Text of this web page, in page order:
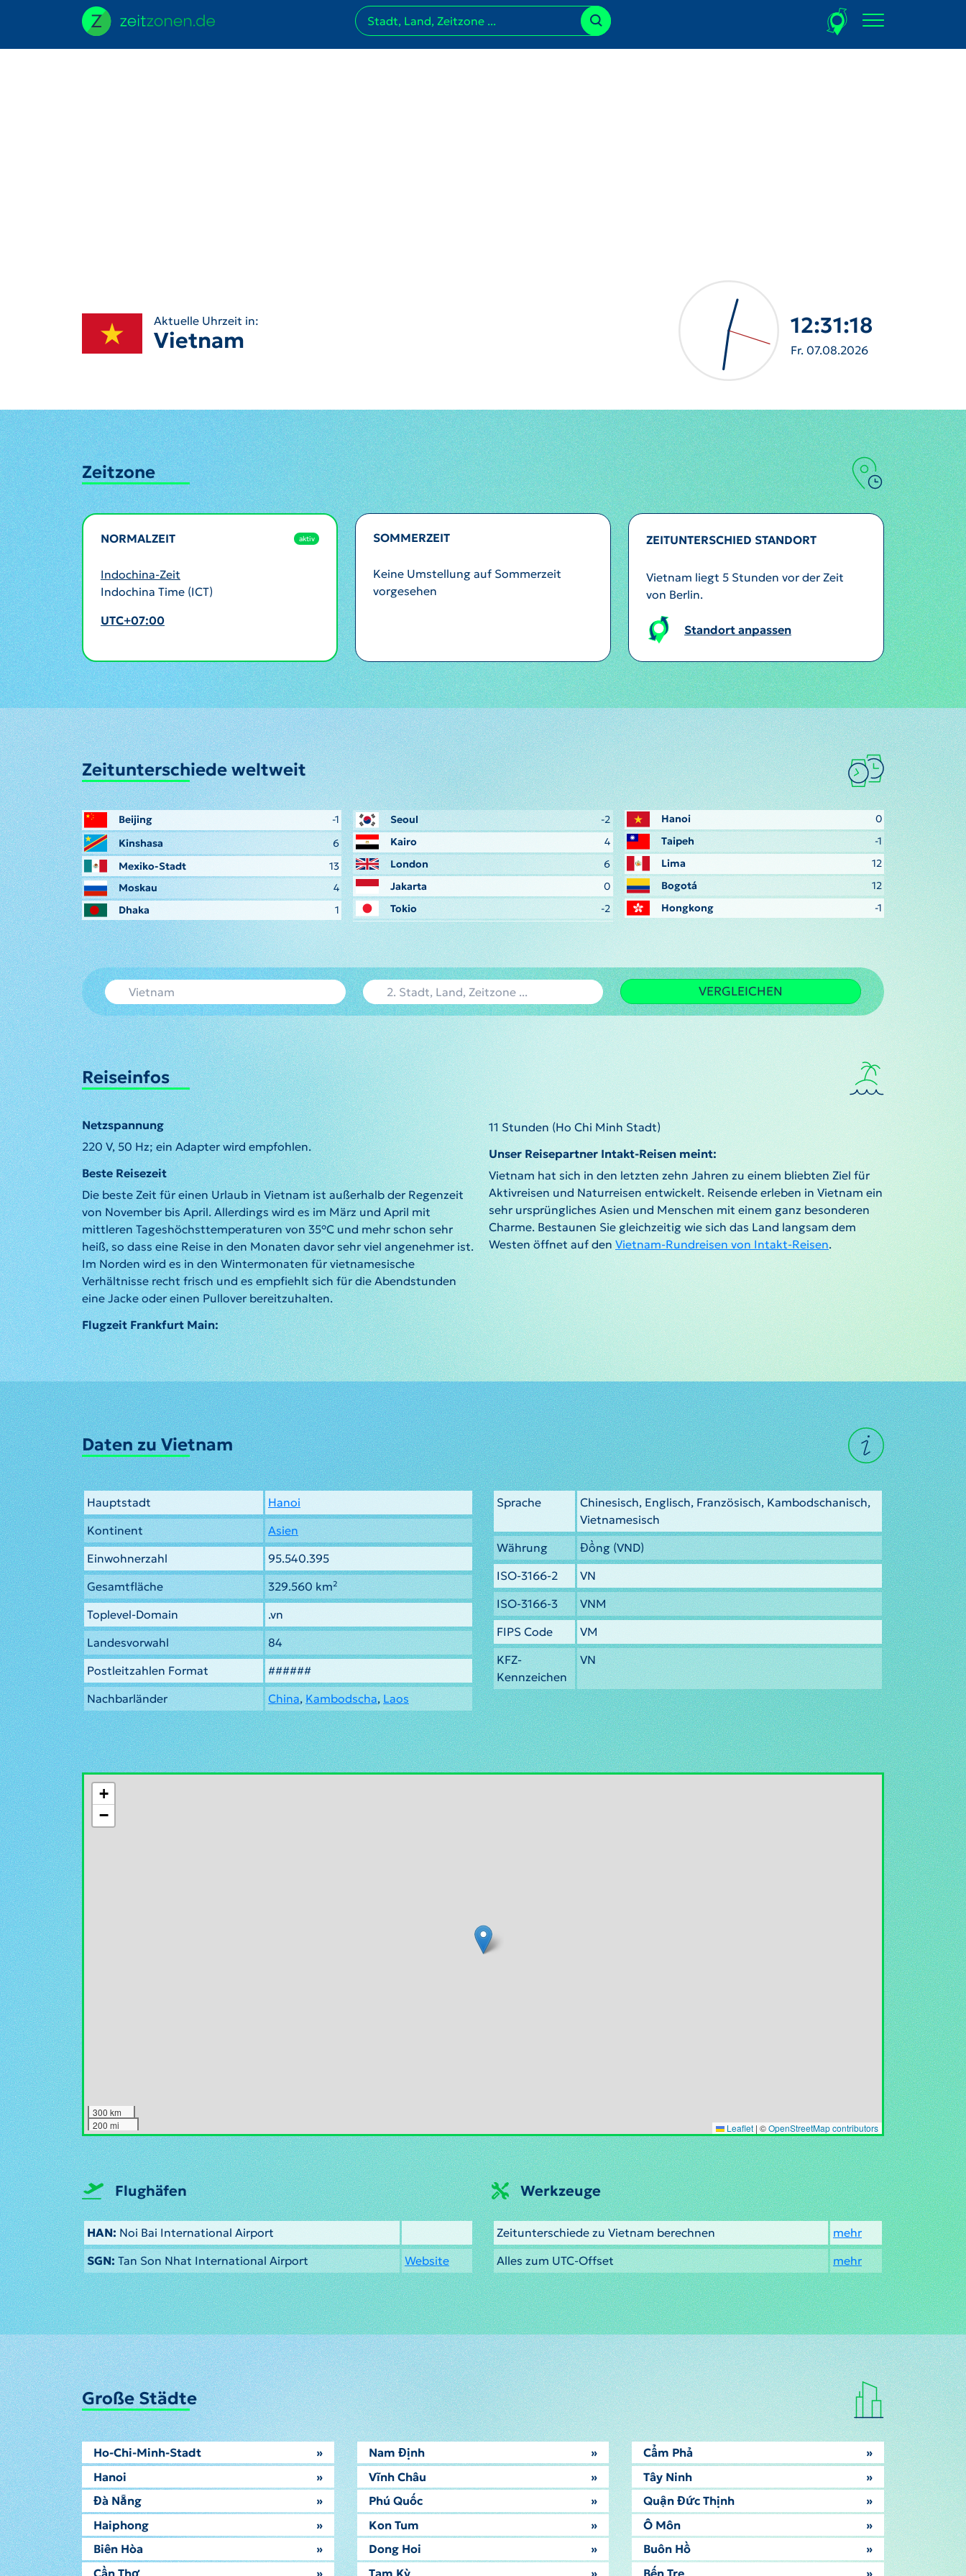
Aktuelle Uhrzeit in:
Vietnam
12:31:20
Fr. 07.08.2026
Zeitzone
NORMALZEIT aktiv
Indochina-Zeit
Indochina Time (ICT)
UTC+07:00
SOMMERZEIT
Keine Umstellung auf Sommerzeit
vorgesehen
ZEITUNTERSCHIED STANDORT
Vietnam liegt 5 Stunden vor der Zeit
von Berlin.
Standort anpassen
Zeitunterschiede weltweit
Beijing
-1
Kinshasa
6
Mexiko-Stadt
13
Moskau
4
Dhaka
1
Seoul
-2
Kairo
4
London
6
Jakarta
0
Tokio
-2
Hanoi
0
Taipeh
-1
Lima
12
Bogotá
12
Hongkong
-1
VERGLEICHEN
Reiseinfos
Netzspannung
220 V, 50 Hz; ein Adapter wird empfohlen.
Beste Reisezeit
Die beste Zeit für einen Urlaub in Vietnam ist außerhalb der Regenzeit
von November bis April. Allerdings wird es im März und April mit
mittleren Tageshöchsttemperaturen von 35°C und mehr schon sehr
heiß, so dass eine Reise in den Monaten davor sehr viel angenehmer ist.
Im Norden wird es in den Wintermonaten für vietnamesische
Verhältnisse recht frisch und es empfiehlt sich für die Abendstunden
eine Jacke oder einen Pullover bereitzuhalten.
Flugzeit Frankfurt Main:
11 Stunden (Ho Chi Minh Stadt)
Unser Reisepartner Intakt-Reisen meint:
Vietnam hat sich in den letzten zehn Jahren zu einem bliebten Ziel für
Aktivreisen und Naturreisen entwickelt. Reisende erleben in Vietnam ein
sehr ursprüngliches Asien und Menschen mit einem ganz besonderen
Charme. Bestaunen Sie gleichzeitig wie sich das Land langsam dem
Westen öffnet auf denVietnam-Rundreisen von Intakt-Reisen.
Daten zu Vietnam
Hauptstadt
Hanoi
Kontinent
Asien
Einwohnerzahl
95.540.395
Gesamtfläche
329.560 km²
Toplevel-Domain
.vn
Landesvorwahl
84
Postleitzahlen Format
######
Nachbarländer
China,Kambodscha, Laos
Sprache
Chinesisch, Englisch, Französisch, Kambodschanisch,
Vietnamesisch
Währung
Đồng (VND)
ISO-3166-2
VN
ISO-3166-3
VNM
FIPS Code
VM
KFZ-
Kennzeichen
VN
+
−
300 km
200 mi
Leaflet | ©OpenStreetMap contributors
Flughäfen
HAN: Noi Bai International Airport
SGN:Tan Son Nhat International Airport Website
Werkzeuge
Zeitunterschiede zu Vietnam berechnen
mehr
Alles zum UTC-Offset
mehr
Große Städte
Ho-Chi-Minh-Stadt
»
Hanoi
»
Đà Nẵng
»
Haiphong
»
Biên Hòa
»
Nam Định
»
Vĩnh Châu
»
Phú Quốc
»
Kon Tum
»
Dong Hoi
»
Cẩm Phả
»
Tây Ninh
»
Quận Đức Thịnh
»
Ô Môn
»
Buôn Hồ
»